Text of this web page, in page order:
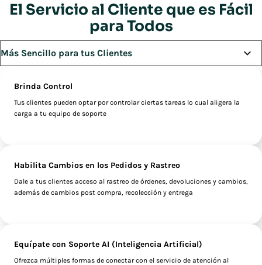
El Servicio al Cliente que es Fácil
para Todos
Brinda Control
Tus clientes pueden optar por controlar ciertas tareas lo cual aligera la
carga a tu equipo de soporte
Habilita Cambios en los Pedidos y Rastreo
Dale a tus clientes acceso al rastreo de órdenes, devoluciones y cambios,
además de cambios post compra, recolección y entrega
Equípate con Soporte AI (Inteligencia Artificial)
Ofrezca múltiples formas de conectar con el servicio de atención al